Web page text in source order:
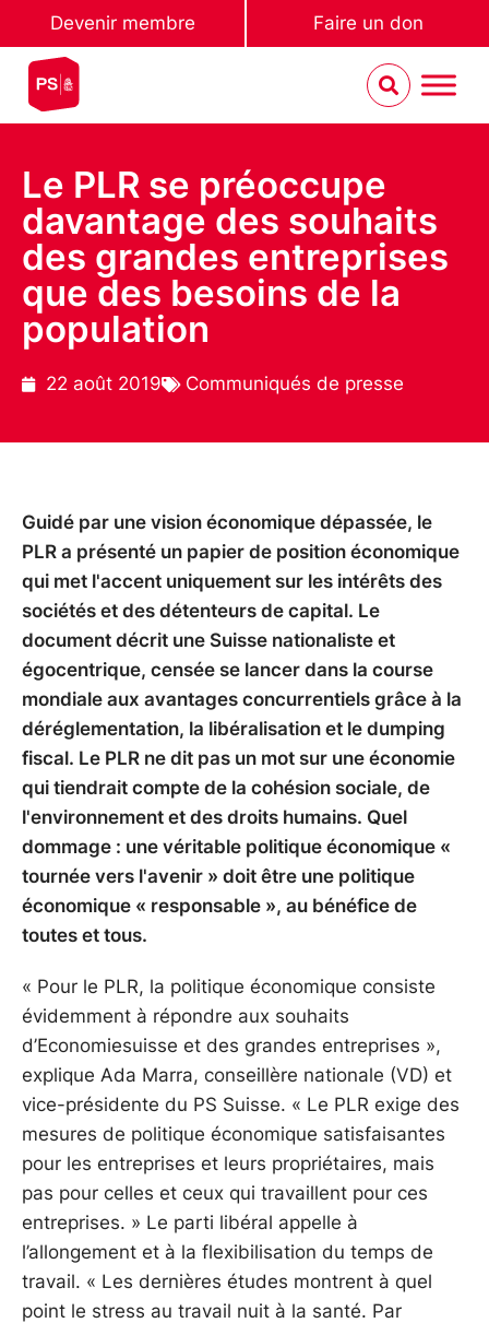
Devenir membre Faire un don
Le PLR se préoccupe
davantage des souhaits
des grandes entreprises
que des besoins de la
population
22 août 2019 Communiqués de presse
Guidé par une vision économique dépassée, le
PLR a présenté un papier de position économique
qui met l'accent uniquement sur les intérêts des
sociétés et des détenteurs de capital. Le
document décrit une Suisse nationaliste et
égocentrique, censée se lancer dans la course
mondiale aux avantages concurrentiels grâce à la
déréglementation, la libéralisation et le dumping
fiscal. Le PLR ne dit pas un mot sur une économie
qui tiendrait compte de la cohésion sociale, de
l'environnement et des droits humains. Quel
dommage : une véritable politique économique «
tournée vers l'avenir » doit être une politique
économique « responsable », au bénéfice de
toutes et tous.
« Pour le PLR, la politique économique consiste
évidemment à répondre aux souhaits
d’Economiesuisse et des grandes entreprises »,
explique Ada Marra, conseillère nationale (VD) et
vice-présidente du PS Suisse. « Le PLR exige des
mesures de politique économique satisfaisantes
pour les entreprises et leurs propriétaires, mais
pas pour celles et ceux qui travaillent pour ces
entreprises. » Le parti libéral appelle à
l’allongement et à la flexibilisation du temps de
travail. « Les dernières études montrent à quel
point le stress au travail nuit à la santé. Par